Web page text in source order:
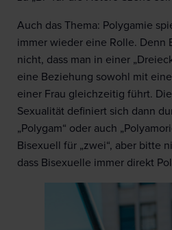
Auch das Thema: Polygamie
immer wieder eine Rolle. Denn
nicht, dass man in einer
eine Beziehung sowohl mit
einer Frau gleichzeitig führt.
Sexualität definiert sich dann
„Polygam“ oder auch
Bisexuell für „zwei“, aber bitte
dass Bisexuelle immer direkt